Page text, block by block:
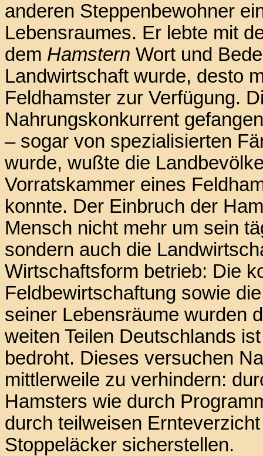
anderen Steppenbewohner
Lebensraumes. Er lebte mit
dem Hamstern Wort und
Landwirtschaft wurde, desto
Feldhamster zur Verfügung.
Nahrungskonkurrent
– sogar von spezialisierten
wurde, wußte die
Vorratskammer eines
konnte. Der Einbruch der
Mensch nicht mehr um sein
sondern auch die
Wirtschaftsform betrieb: Die
Feldbewirtschaftung sowie
seiner Lebensräume wurden
weiten Teilen Deutschlands
bedroht. Dieses versuchen
mittlerweile zu verhindern:
Hamsters wie durch
durch teilweisen
Stoppeläcker sicherstellen.